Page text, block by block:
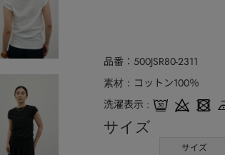
品番 500JSR80-2311
素材
コットン100％
洗濯表示
サイズ
サイズ